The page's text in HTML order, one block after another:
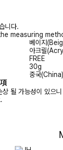
니다.
measuring
베이지
아크릴
FREE
30g
중국(China)
될 가능성이 있으